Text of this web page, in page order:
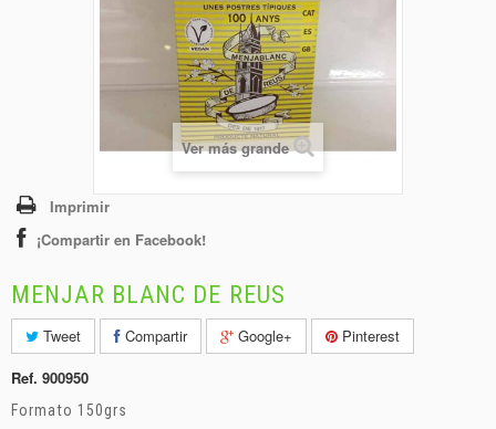
Ver más grande
Imprimir
¡Compartir en Facebook!
MENJAR BLANC DE REUS
Tweet Compartir Google+
Pinterest
Ref. 900950
Formato 150grs